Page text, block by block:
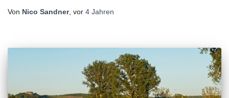
Von Nico Sandner, vor 4 Jahren